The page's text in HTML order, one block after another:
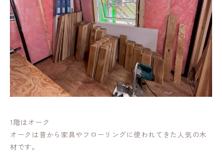
1階はオーク
オークは昔から家具やフローリングに使われてきた人気の木
材です。